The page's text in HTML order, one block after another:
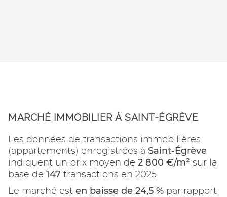
MARCHÉ IMMOBILIER À SAINT-ÉGRÈVE
Les données de transactions immobilières
(appartements) enregistrées à Saint-Égrève
indiquent un prix moyen de 2 800 €/m² sur la
base de 147 transactions en 2025.
Le marché est en baisse de 24,5 % par rapport